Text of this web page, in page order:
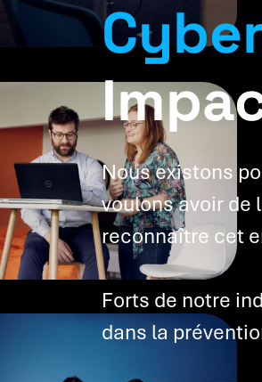
Nous existons
voulons avoir de
reconnaître cet
Forts de notre
dans la